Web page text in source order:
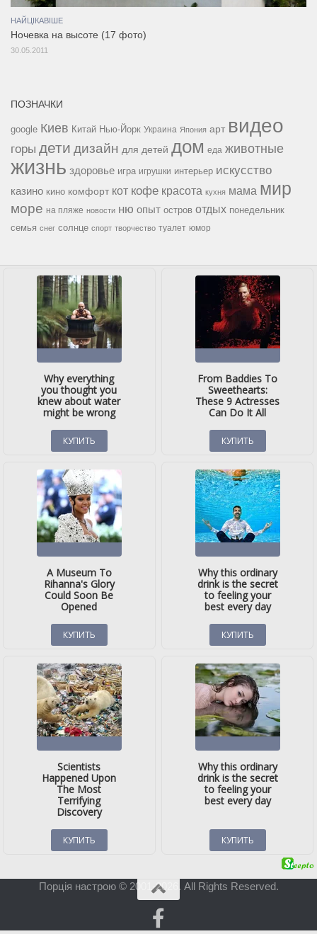
НАЙЦІКАВІШЕ
Ночевка на высоте (17 фото)
30.05.2011
ПОЗНАЧКИ
google Киев Китай Нью-Йорк Украина Япония арт видео
горы дети дизайн для детей дом еда животные
жизнь здоровье игра игрушки интерьер искусство
казино кино комфорт кот кофе красота кухня мама мир
море на пляже новости ню опыт остров отдых понедельник
семья снег солнце спорт творчество туалет юмор
Порція настрою © 2001-2026. All Rights Reserved.